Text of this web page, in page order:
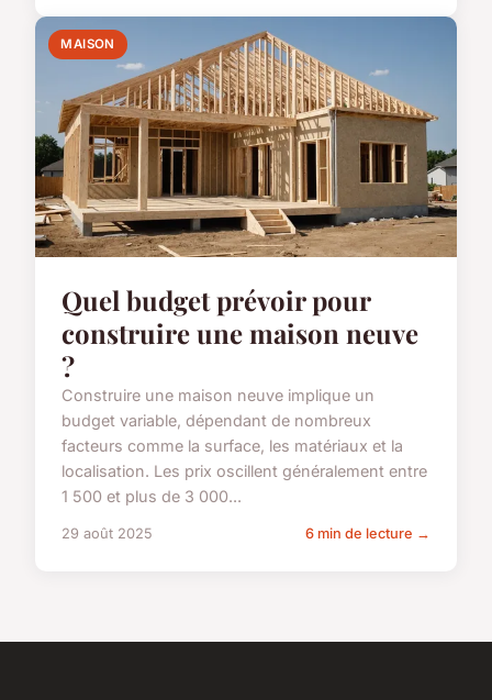
MAISON
Quel budget prévoir pour
construire une maison neuve
?
Construire une maison neuve implique un
budget variable, dépendant de nombreux
facteurs comme la surface, les matériaux et la
localisation. Les prix oscillent généralement entre
1 500 et plus de 3 000...
29 août 2025 6 min de lecture →